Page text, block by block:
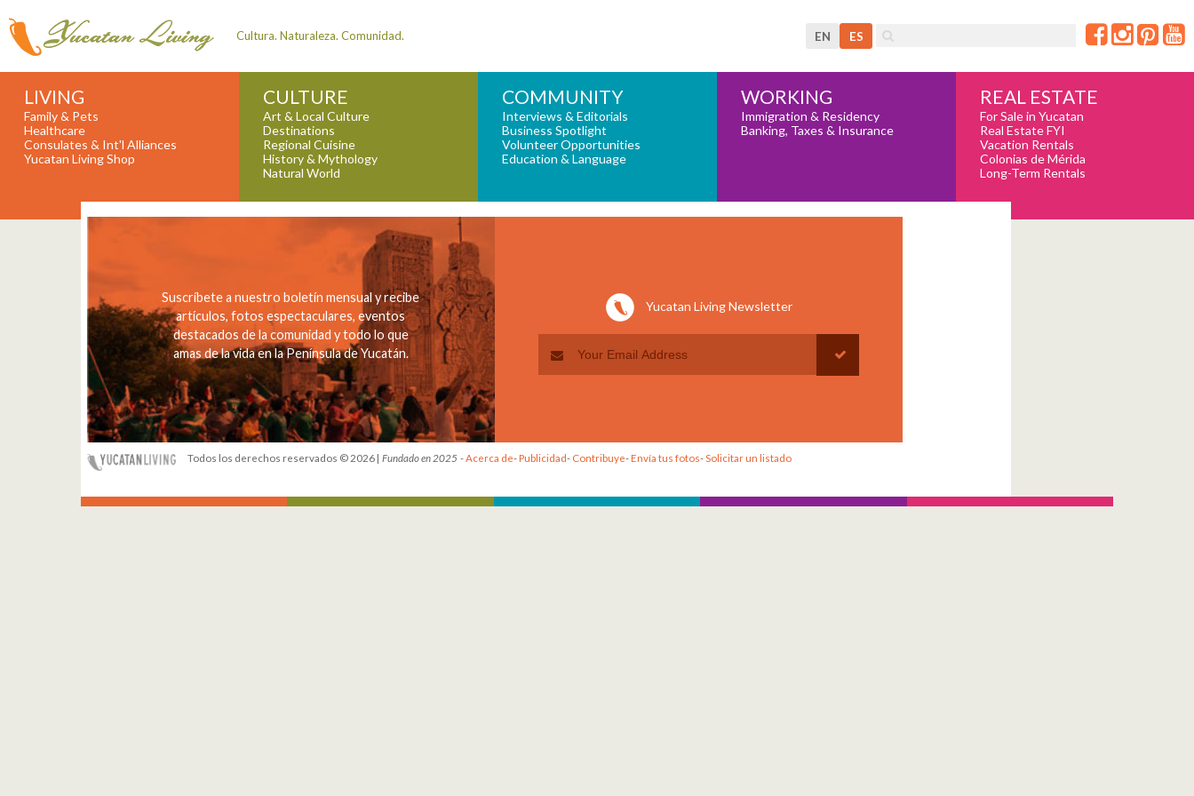
Cultura. Naturaleza. Comunidad. EN ES
LIVING
Family & Pets
Healthcare
Consulates & Int'l Alliances
Yucatan Living Shop
CULTURE
Art & Local Culture
Destinations
Regional Cuisine
History & Mythology
Natural World
COMMUNITY
Interviews & Editorials
Business Spotlight
Volunteer Opportunities
Education & Language
WORKING
Immigration & Residency
Banking, Taxes & Insurance
REAL ESTATE
For Sale in Yucatan
Real Estate FYI
Vacation Rentals
Colonias de Mérida
Long-Term Rentals
Suscríbete a nuestro boletín mensual y recibe
artículos, fotos espectaculares, eventos
destacados de la comunidad y todo lo que
amas de la vida en la Península de Yucatán.
Yucatan Living Newsletter
Todos los derechos reservados © 2026 | Fundado en 2025 -Acerca de-Publicidad- Contribuye-Envía tus fotos-Solicitar un listado